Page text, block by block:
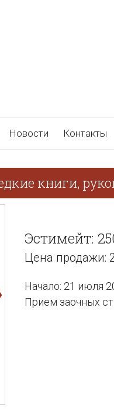
Новости Контакты
книги,
Эстимейт:
Цена продажи:
Начало: 21 июля
Прием заочных